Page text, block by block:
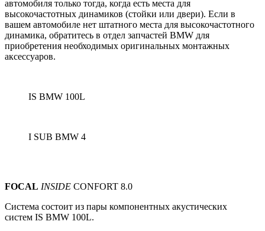
автомобиля только тогда, когда есть места для
высокочастотных динамиков (стойки или двери). Если в
вашем автомобиле нет штатного места для высокочастотного
динамика, обратитесь в отдел запчастей BMW для
приобретения необходимых оригинальных монтажных
аксессуаров.
IS BMW 100L
I SUB BMW 4
FOCAL INSIDE CONFORT 8.0
Система состоит из пары компонентных акустических
систем IS BMW 100L.